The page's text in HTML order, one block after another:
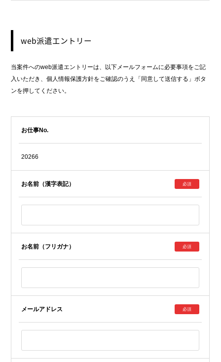
web派遣エントリー
当案件へのweb派遣エントリーは、以下メールフォームに必要事項をご記
入いただき、個人情報保護方針をご確認のうえ「同意して送信する」ボタ
ンを押してください。
お仕事No.
20266
必須
お名前（漢字表記）
必須
お名前（フリガナ）
必須
メールアドレス